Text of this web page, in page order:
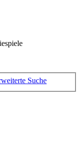
Suche